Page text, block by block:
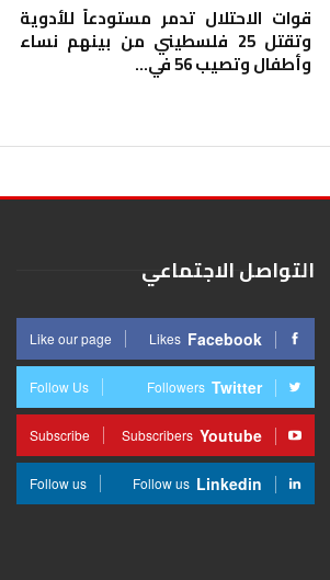
قوات الاحتلال تدمر مستودعاً للأدوية
وتقتل 25 فلسطيني من بينهم نساء
وأطفال وتصيب 56 في…
التواصل الاجتماعي
Facebook
Likes
Like our page
Twitter
Followers
Follow Us
Youtube
Subscribers
Subscribe
Linkedin
Follow us
Follow us